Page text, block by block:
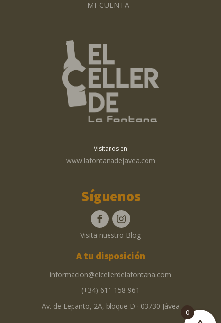
MI CUENTA
Visítanos en
www.lafontanadejavea.com
Síguenos
Visita nuestro Blog
A tu disposición
informacion@elcellerdelafontana.com
(+34) 611 158 961
Av. de Lepanto, 2A, bloque D · 03730 Jávea
0